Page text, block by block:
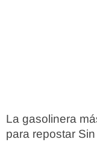
La gasolinera
para repostar